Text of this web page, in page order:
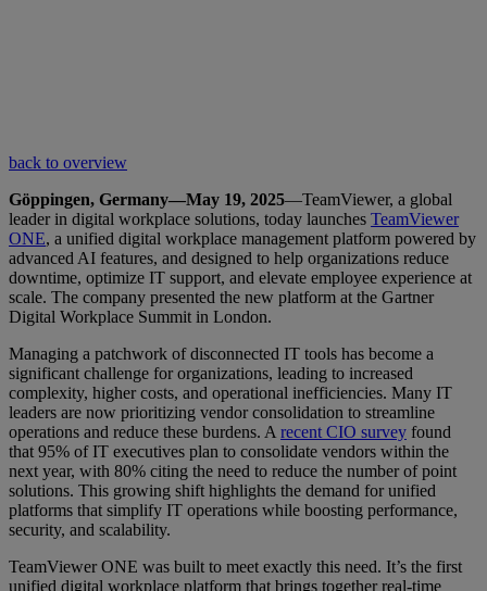
back to overview
Göppingen, Germany—May 19, 2025—TeamViewer, a global
leader in digital workplace solutions, today launches TeamViewer
ONE, a unified digital workplace management platform powered by
advanced AI features, and designed to help organizations reduce
downtime, optimize IT support, and elevate employee experience at
scale. The company presented the new platform at the Gartner
Digital Workplace Summit in London.
Managing a patchwork of disconnected IT tools has become a
significant challenge for organizations, leading to increased
complexity, higher costs, and operational inefficiencies. Many IT
leaders are now prioritizing vendor consolidation to streamline
operations and reduce these burdens. A recent CIO survey found
that 95% of IT executives plan to consolidate vendors within the
next year, with 80% citing the need to reduce the number of point
solutions. This growing shift highlights the demand for unified
platforms that simplify IT operations while boosting performance,
security, and scalability.
TeamViewer ONE was built to meet exactly this need. It’s the first
unified digital workplace platform that brings together real-time